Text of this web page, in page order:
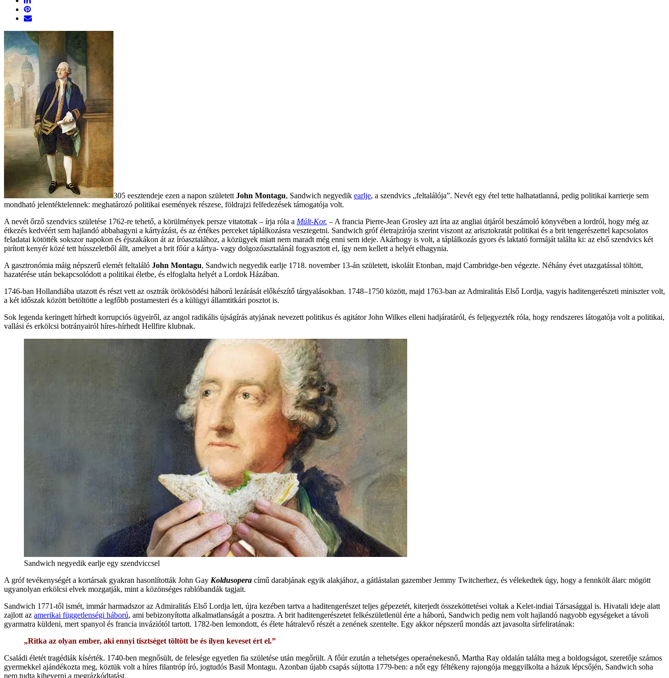
305 eesztendeje ezen a napon született John Montagu, Sandwich negyedik earlje, a szendvics „feltalálója”. Nevét egy étel tette halhatatlanná, pedig politikai karrierje sem
mondható jelentéktelennek: meghatározó politikai események részese, földrajzi felfedezések támogatója volt.
A nevét őrző szendvics születése 1762-re tehető, a körülmények persze vitatottak – írja róla a Múlt-Kor. – A francia Pierre-Jean Grosley azt írta az angliai útjáról beszámoló könyvében a lordról, hogy még az
étkezés kedvéért sem hajlandó abbahagyni a kártyázást, és az értékes perceket táplálkozásra vesztegetni. Sandwich gróf életrajzírója szerint viszont az arisztokratát politikai és a brit tengerészettel kapcsolatos
feladatai kötötték sokszor napokon és éjszakákon át az íróasztalához, a közügyek miatt nem maradt még enni sem ideje. Akárhogy is volt, a táplálkozás gyors és laktató formáját találta ki: az első szendvics két
pirított kenyér közé tett hússzeletből állt, amelyet a brit főúr a kártya- vagy dolgozóasztalánál fogyasztott el, így nem kellett a helyét elhagynia.
A gasztronómia máig népszerű elemét feltaláló John Montagu, Sandwich negyedik earlje 1718. november 13-án született, iskoláit Etonban, majd Cambridge-ben végezte. Néhány évet utazgatással töltött,
hazatérése után bekapcsolódott a politikai életbe, és elfoglalta helyét a Lordok Házában.
1746-ban Hollandiába utazott és részt vett az osztrák örökösödési háború lezárását előkészítő tárgyalásokban. 1748–1750 között, majd 1763-ban az Admiralitás Első Lordja, vagyis haditengerészeti miniszter volt,
a két időszak között betöltötte a legfőbb postamesteri és a külügyi államtitkári posztot is.
Sok legenda keringett hírhedt korrupciós ügyeiről, az angol radikális újságírás atyjának nevezett politikus és agitátor John Wilkes elleni hadjáratáról, és feljegyezték róla, hogy rendszeres látogatója volt a politikai,
vallási és erkölcsi botrányairól híres-hírhedt Hellfire klubnak.
Sandwich negyedik earlje egy szendviccsel
A gróf tevékenységét a kortársak gyakran hasonlították John Gay Koldusopera című darabjának egyik alakjához, a gátlástalan gazember Jemmy Twitcherhez, és vélekedtek úgy, hogy a fennkölt álarc mögött
ugyanolyan erkölcsi elvek mozgatják, mint a közönséges rablóbandák tagjait.
Sandwich 1771-től ismét, immár harmadszor az Admiralitás Első Lordja lett, újra kezében tartva a haditengerészet teljes gépezetét, kiterjedt összeköttetései voltak a Kelet-indiai Társasággal is. Hivatali ideje alatt
zajlott az amerikai függetlenségi háború, ami bebizonyította alkalmatlanságát a posztra. A brit haditengerészetet felkészületlenül érte a háború, Sandwich pedig nem volt hajlandó nagyobb egységeket a távoli
gyarmatra küldeni, mert spanyol és francia inváziótól tartott. 1782-ben lemondott, és élete hátralevő részét a zenének szentelte. Egy akkor népszerű mondás azt javasolta sírfeliratának:
„Ritka az olyan ember, aki ennyi tisztséget töltött be és ilyen keveset ért el.”
Családi életét tragédiák kísérték. 1740-ben megnősült, de felesége egyetlen fia születése után megőrült. A főúr ezután a tehetséges operaénekesnő, Martha Ray oldalán találta meg a boldogságot, szeretője számos
gyermekkel ajándékozta meg, köztük volt a híres filantróp író, jogtudós Basil Montagu. Azonban újabb csapás sújtotta 1779-ben: a nőt egy féltékeny rajongója meggyilkolta a házuk lépcsőjén, Sandwich soha
nem tudta kiheverni a megrázkódtatást.